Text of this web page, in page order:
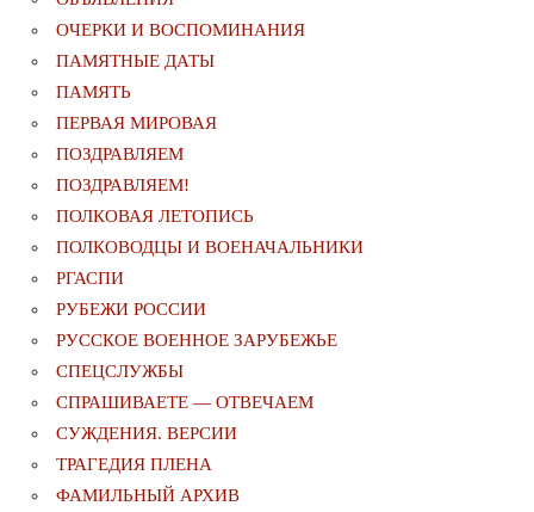
ОЧЕРКИ И ВОСПОМИНАНИЯ
ПАМЯТНЫЕ ДАТЫ
ПАМЯТЬ
ПЕРВАЯ МИРОВАЯ
ПОЗДРАВЛЯЕМ
ПОЗДРАВЛЯЕМ!
ПОЛКОВАЯ ЛЕТОПИСЬ
ПОЛКОВОДЦЫ И ВОЕНАЧАЛЬНИКИ
РГАСПИ
РУБЕЖИ РОССИИ
РУССКОЕ ВОЕННОЕ ЗАРУБЕЖЬЕ
СПЕЦСЛУЖБЫ
СПРАШИВАЕТЕ — ОТВЕЧАЕМ
СУЖДЕНИЯ. ВЕРСИИ
ТРАГЕДИЯ ПЛЕНА
ФАМИЛЬНЫЙ АРХИВ